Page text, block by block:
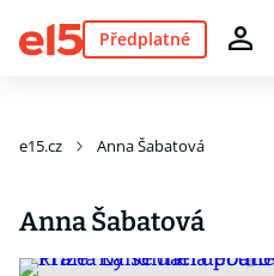
Předplatné
e15.cz Anna Šabatová
Anna Šabatová